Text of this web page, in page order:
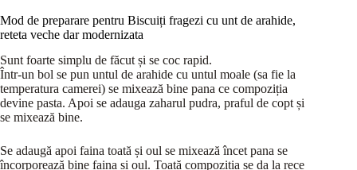
Mod de preparare pentru Biscuiți fragezi cu unt de arahide,
reteta veche dar modernizata
Sunt foarte simplu de făcut și se coc rapid.
Într-un bol se pun untul de arahide cu untul moale (sa fie la
temperatura camerei) se mixează bine pana ce compoziția
devine pasta. Apoi se adauga zaharul pudra, praful de copt și
se mixează bine.
Se adaugă apoi faina toată și oul se mixează încet pana se
încorporează bine faina și oul. Toată compozitia se da la rece